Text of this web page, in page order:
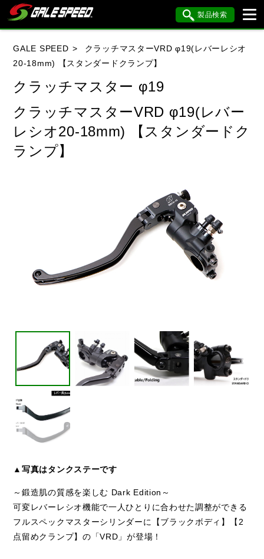
製品検索
車種検索
アイテム検索
HONDA YAMAHA SUZUKI
KAWASAKI BMW DUCATI
HARLEY DAVIDSON
閉じる
GALE SPEED
クラッチマスターVRD φ19(レバーレシオ
20-18mm) 【スタンダードクランプ】
クラッチマスター φ19
クラッチマスターVRD φ19(レバー
レシオ20-18mm) 【スタンダードク
ランプ】
▲写真はタンクステーです
～鍛造肌の質感を楽しむ Dark Edition～
可変レバーレシオ機能で一人ひとりに合わせた調整ができる
フルスペックマスターシリンダーに【ブラックボディ】【2
点留めクランプ】の「VRD」が登場！